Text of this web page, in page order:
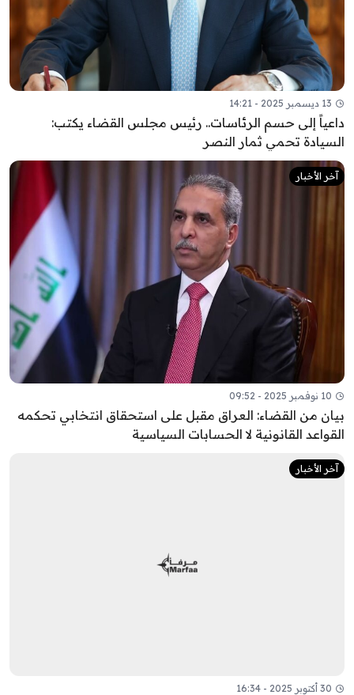
13 ديسمبر 2025 - 14:21
داعياً إلى حسم الرئاسات.. رئيس مجلس القضاء يكتب:
السيادة تحمي ثمار النصر
آخر الأخبار
10 نوفمبر 2025 - 09:52
بيان من القضاء: العراق مقبل على استحقاق انتخابي تحكمه
القواعد القانونية لا الحسابات السياسية
آخر الأخبار
30 أكتوبر 2025 - 16:34